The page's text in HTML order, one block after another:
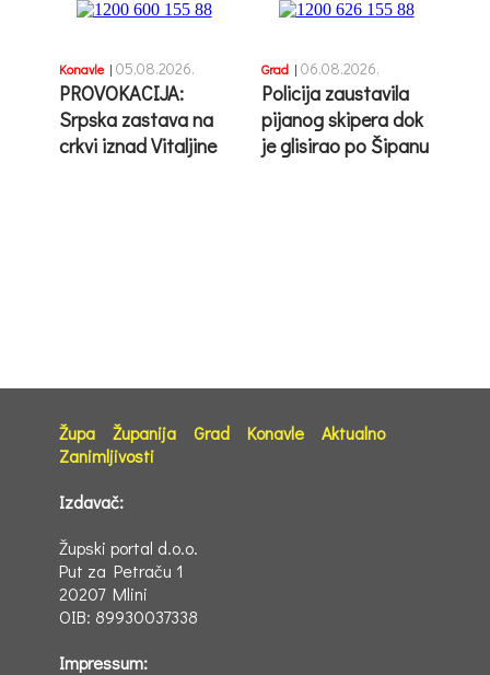
Konavle | 05.08.2026.
PROVOKACIJA:
Srpska zastava na
crkvi iznad Vitaljine
Grad | 06.08.2026.
Policija zaustavila
pijanog skipera dok
je glisirao po Šipanu
Župa Županija Grad Konavle
Aktualno
Zanimljivosti
Izdavač:
Župski portal d.o.o.
Put za Petraču 1
20207 Mlini
OIB: 89930037338
Impressum: